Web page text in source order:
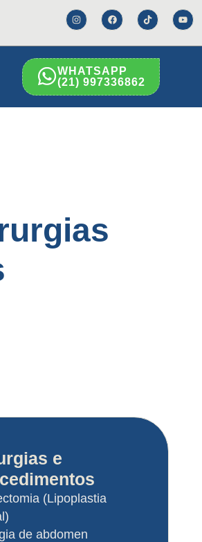
WHATSAPP
(21) 997336862
e
(Lipoplastia
de abdomen